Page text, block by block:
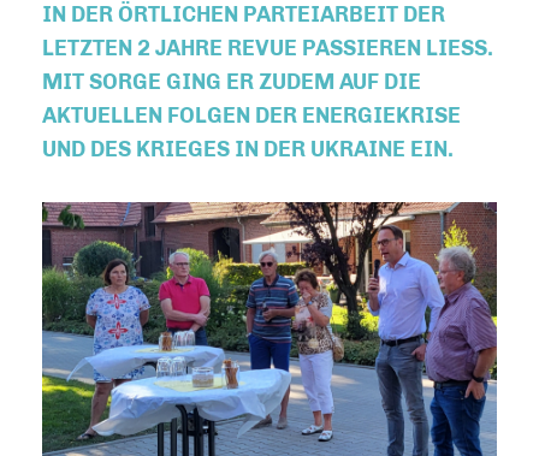
N DER ÖRTLICHEN PARTEIARBEIT DER L
ETZTEN 2 JAHRE REVUE PASSIEREN LIESS. MI
T SORGE GING ER ZUDEM AUF DIE AK
TUELLEN FOLGEN DER ENERGIEKRISE UN
D DES KRIEGES IN DER UKRAINE EIN.